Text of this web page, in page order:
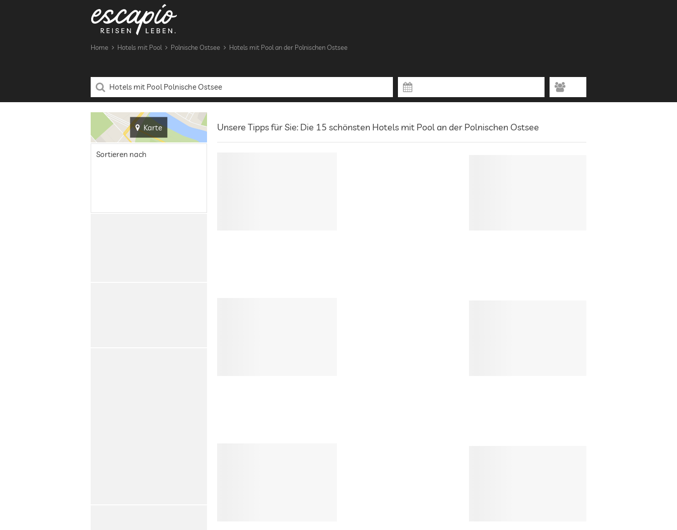
Home Hotels mit Pool Polnische Ostsee Hotels mit Pool an der Polnischen Ostsee
Karte Unsere Tipps für Sie: Die 15 schönsten Hotels mit Pool an der Polnischen Ostsee
Sortieren nach